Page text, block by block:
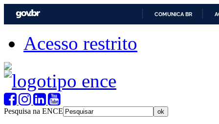
COMUNICA BR
Acesso restrito
Pesquisa na ENCE